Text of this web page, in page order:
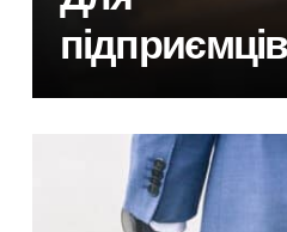
підприємців